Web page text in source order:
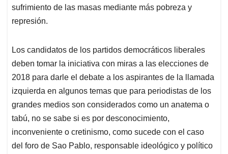
sufrimiento de las masas mediante más pobreza y
represión.
Los candidatos de los partidos democráticos liberales
deben tomar la iniciativa con miras a las elecciones de
2018 para darle el debate a los aspirantes de la llamada
izquierda en algunos temas que para periodistas de los
grandes medios son considerados como un anatema o
tabú, no se sabe si es por desconocimiento,
inconveniente o cretinismo, como sucede con el caso
del foro de Sao Pablo, responsable ideológico y político